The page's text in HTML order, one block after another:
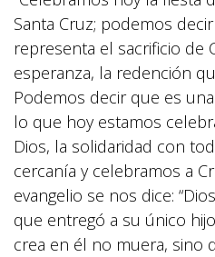
Santa Cruz; podemos
representa el sacrificio de
esperanza, la redención
Podemos decir que es
lo que hoy estamos
Dios, la solidaridad con
cercanía y celebramos a
evangelio se nos dice:
que entregó a su único
crea en él no muera, sino